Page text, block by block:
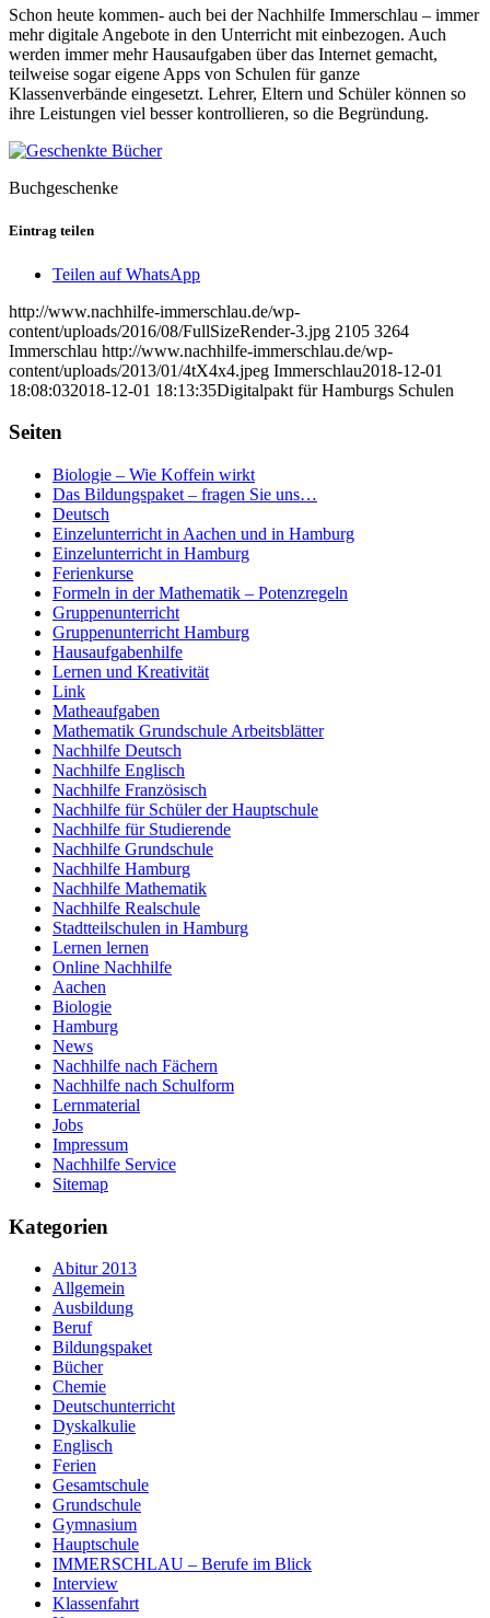
Schon heute kommen- auch bei der Nachhilfe Immerschlau – immer
mehr digitale Angebote in den Unterricht mit einbezogen. Auch
werden immer mehr Hausaufgaben über das Internet gemacht,
teilweise sogar eigene Apps von Schulen für ganze
Klassenverbände eingesetzt. Lehrer, Eltern und Schüler können so
ihre Leistungen viel besser kontrollieren, so die Begründung.
Buchgeschenke
Eintrag teilen
Teilen auf WhatsApp
http://www.nachhilfe-immerschlau.de/wp-
content/uploads/2016/08/FullSizeRender-3.jpg 2105 3264
Immerschlau http://www.nachhilfe-immerschlau.de/wp-
content/uploads/2013/01/4tX4x4.jpeg Immerschlau2018-12-01
18:08:032018-12-01 18:13:35Digitalpakt für Hamburgs Schulen
Seiten
Biologie – Wie Koffein wirkt
Das Bildungspaket – fragen Sie uns…
Deutsch
Einzelunterricht in Aachen und in Hamburg
Einzelunterricht in Hamburg
Ferienkurse
Formeln in der Mathematik – Potenzregeln
Gruppenunterricht
Gruppenunterricht Hamburg
Hausaufgabenhilfe
Lernen und Kreativität
Link
Matheaufgaben
Mathematik Grundschule Arbeitsblätter
Nachhilfe Deutsch
Nachhilfe Englisch
Nachhilfe Französisch
Nachhilfe für Schüler der Hauptschule
Nachhilfe für Studierende
Nachhilfe Grundschule
Nachhilfe Hamburg
Nachhilfe Mathematik
Nachhilfe Realschule
Stadtteilschulen in Hamburg
Lernen lernen
Online Nachhilfe
Aachen
Biologie
Hamburg
News
Nachhilfe nach Fächern
Nachhilfe nach Schulform
Lernmaterial
Jobs
Impressum
Nachhilfe Service
Sitemap
Kategorien
Abitur 2013
Allgemein
Ausbildung
Beruf
Bildungspaket
Bücher
Chemie
Deutschunterricht
Dyskalkulie
Englisch
Ferien
Gesamtschule
Grundschule
Gymnasium
Hauptschule
IMMERSCHLAU – Berufe im Blick
Interview
Klassenfahrt